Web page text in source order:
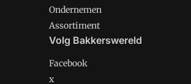
Ondernemen
Assortiment
Volg Bakkerswereld
Facebook
x